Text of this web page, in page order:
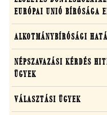
egyedi
ügyekben
EURÓPAI UNIÓ BÍRÓSÁGA
ALKOTMÁNYBÍRÓSÁGI
NÉPSZAVAZÁSI KÉRDÉS
ÜGYEK
VÁLASZTÁSI ÜGYEK